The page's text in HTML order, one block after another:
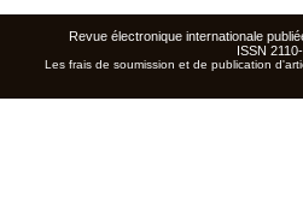
Revue électronique internationale
ISSN
Les frais de soumission et de publication